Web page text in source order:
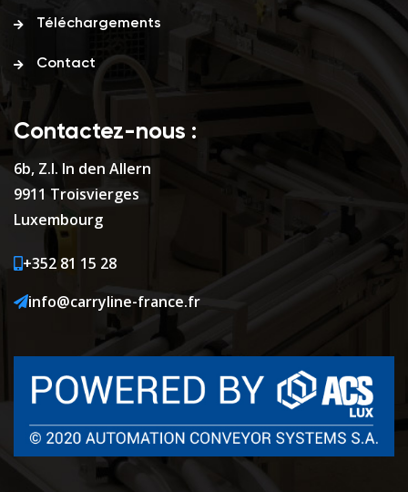
Téléchargements
Contact
Contactez-nous :
6b, Z.I. In den Allern
9911 Troisvierges
Luxembourg
+352 81 15 28
info@carryline-france.fr